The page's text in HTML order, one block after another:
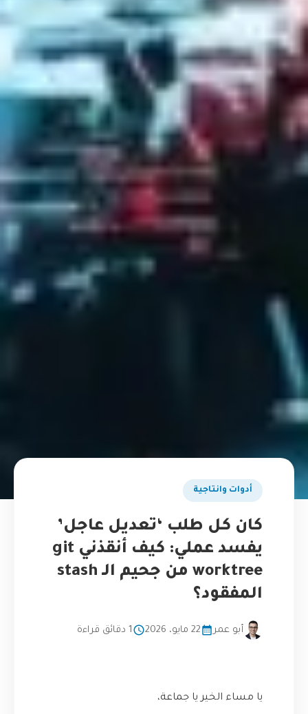
أدوات وانتاجية
كان كل طلب ‘تعديل عاجل’
يفسد عملي: كيف أنقذني git
worktree من جحيم الـ stash
المفقود؟
أبو عمر 22 مايو، 2026 1 دقائق قراءة
يا مساء الخير يا جماعة،